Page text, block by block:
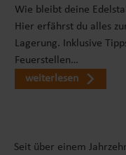
Wie bleibt deine
Hier erfährst du alles
Lagerung. Inklusive
Feuerstellen…
weiterlesen
Seit über einem